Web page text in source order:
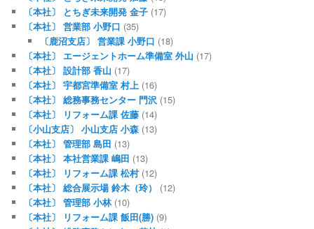
〔本社〕 とちぎ未来開発 金子 (17)
〔本社〕 営業部 小野口 (35)
〔鹿沼支店〕 営業課 小野口 (18)
〔本社〕 エージェントホーム準備室 外山 (17)
〔本社〕 設計部 香山 (17)
〔本社〕 宇都宮準備室 村上 (16)
〔本社〕 総務事務センター 門沢 (15)
〔本社〕 リフォーム課 佐藤 (14)
〔小山支店〕 小山支店 小森 (13)
〔本社〕 管理部 島田 (13)
〔本社〕 本社営業課 嶋田 (13)
〔本社〕 リフォーム課 松村(12)
〔本社〕 総合展示場 鈴木（玲）
(12)
〔本社〕 管理部 小林(10)
〔本社〕 リフォーム課 飯田(勝) (9)